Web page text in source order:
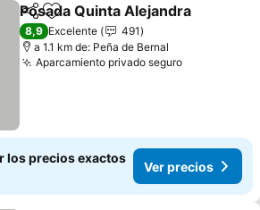
CompartirAgregar a favoritos
Posada Quinta Alejandra
8,9 Excelente
491
a 1.1 km de: Peña de Bernal
Aparcamiento privado seguro
los precios exactos
Ver precios